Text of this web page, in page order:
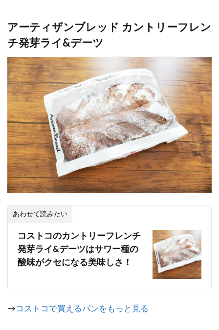
アーティザンブレッド カントリーフレン
チ発芽ライ&デーツ
あわせて読みたい
コストコのカントリーフレンチ
発芽ライ&デーツはサワー種の
酸味がクセになる美味しさ！
→コストコで買えるパンをもっと見る